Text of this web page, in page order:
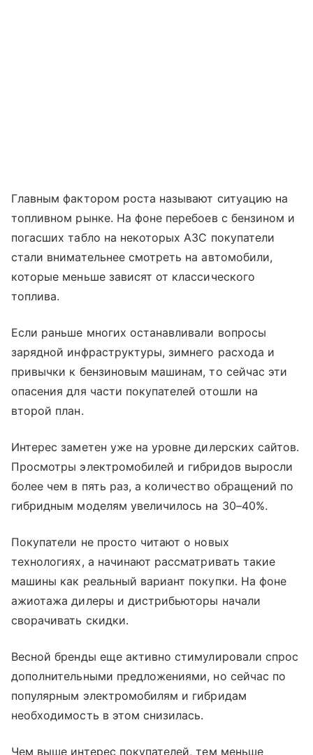
Главным фактором роста называют ситуацию на
топливном рынке. На фоне перебоев с бензином и
погасших табло на некоторых АЗС покупатели
стали внимательнее смотреть на автомобили,
которые меньше зависят от классического
топлива.
Если раньше многих останавливали вопросы
зарядной инфраструктуры, зимнего расхода и
привычки к бензиновым машинам, то сейчас эти
опасения для части покупателей отошли на
второй план.
Интерес заметен уже на уровне дилерских сайтов.
Просмотры электромобилей и гибридов выросли
более чем в пять раз, а количество обращений по
гибридным моделям увеличилось на 30–40%.
Покупатели не просто читают о новых
технологиях, а начинают рассматривать такие
машины как реальный вариант покупки. На фоне
ажиотажа дилеры и дистрибьюторы начали
сворачивать скидки.
Весной бренды еще активно стимулировали спрос
дополнительными предложениями, но сейчас по
популярным электромобилям и гибридам
необходимость в этом снизилась.
Чем выше интерес покупателей, тем меньше